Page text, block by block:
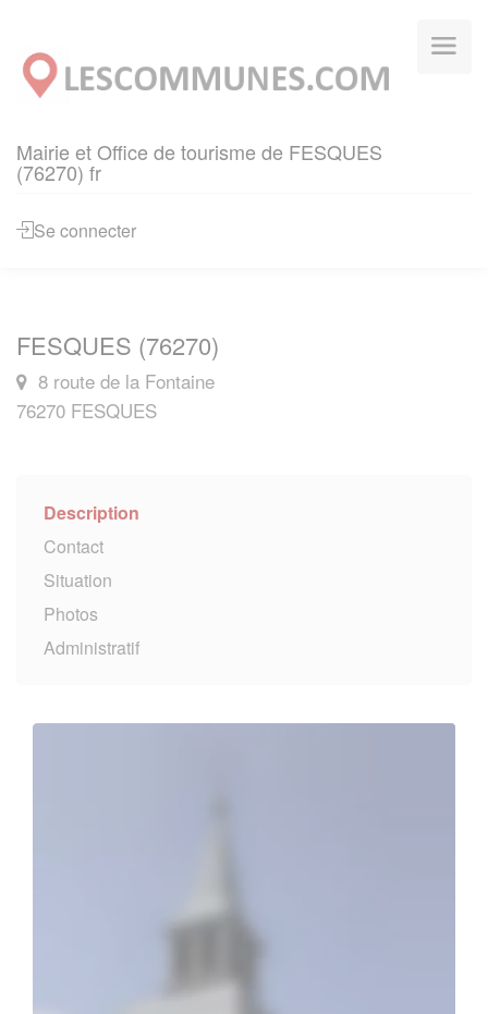
Mairie et Office de tourisme de FESQUES
(76270) fr
Se connecter
FESQUES (76270)
8 route de la Fontaine
76270 FESQUES
Description
Contact
Situation
Photos
Administratif